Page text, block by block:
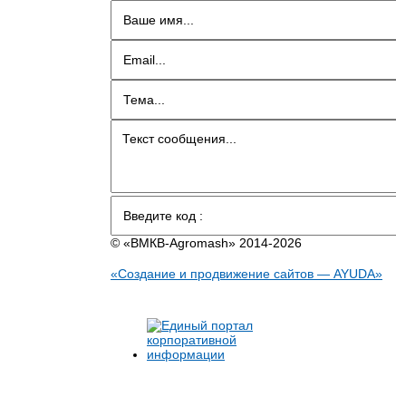
© «BMКB-Аgromash» 2014-2026
«Создание и продвижение сайтов — AYUDA»